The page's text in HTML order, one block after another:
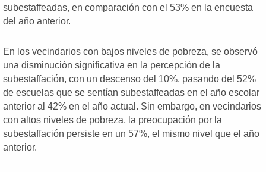
subestaffeadas, en comparación con el 53% en la encuesta
del año anterior.
En los vecindarios con bajos niveles de pobreza, se observó
una disminución significativa en la percepción de la
subestaffación, con un descenso del 10%, pasando del 52%
de escuelas que se sentían subestaffeadas en el año escolar
anterior al 42% en el año actual. Sin embargo, en vecindarios
con altos niveles de pobreza, la preocupación por la
subestaffación persiste en un 57%, el mismo nivel que el año
anterior.